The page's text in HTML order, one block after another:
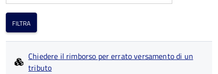
Chiedere il rimborso per errato versamento di un
tributo